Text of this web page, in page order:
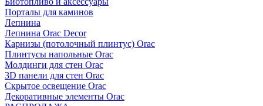
Порталы для каминов
Лепнина
Лепнина Orac Decor
Карнизы (потолочный плинтус) Orac
Плинтусы напольные Orac
Молдинги для стен Orac
3D панели для стен Orac
Скрытое освещение Orac
Декоративные элементы Orac